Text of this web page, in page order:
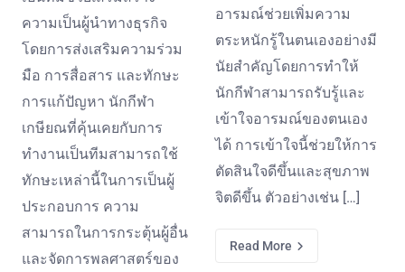
ความเป็นผู้นำทางธุรกิจ
โดยการส่งเสริมความร่วม
มือ การสื่อสาร และทักษะ
การแก้ปัญหา นักกีฬา
เกษียณที่คุ้นเคยกับการ
ทำงานเป็นทีมสามารถใช้
ทักษะเหล่านี้ในการเป็นผู้
ประกอบการ ความ
สามารถในการกระตุ้นผู้อื่น
และจัดการพลศาสตร์ของ
อารมณ์ช่วยเพิ่มความ
ตระหนักรู้ในตนเองอย่างมี
นัยสำคัญโดยการทำให้
นักกีฬาสามารถรับรู้และ
เข้าใจอารมณ์ของตนเอง
ได้ การเข้าใจนี้ช่วยให้การ
ตัดสินใจดีขึ้นและสุขภาพ
จิตดีขึ้น ตัวอย่างเช่น […]
Read More